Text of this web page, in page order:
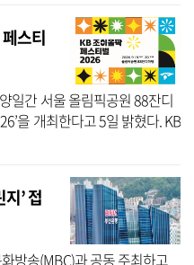
스티
일간 서울 올림픽공원 88잔디
을 개최한다고 5일 밝혔다. KB
벌’은 올해 공연뿐 아니라 체
’ 접
방송(MBC)과 공동 주최하고